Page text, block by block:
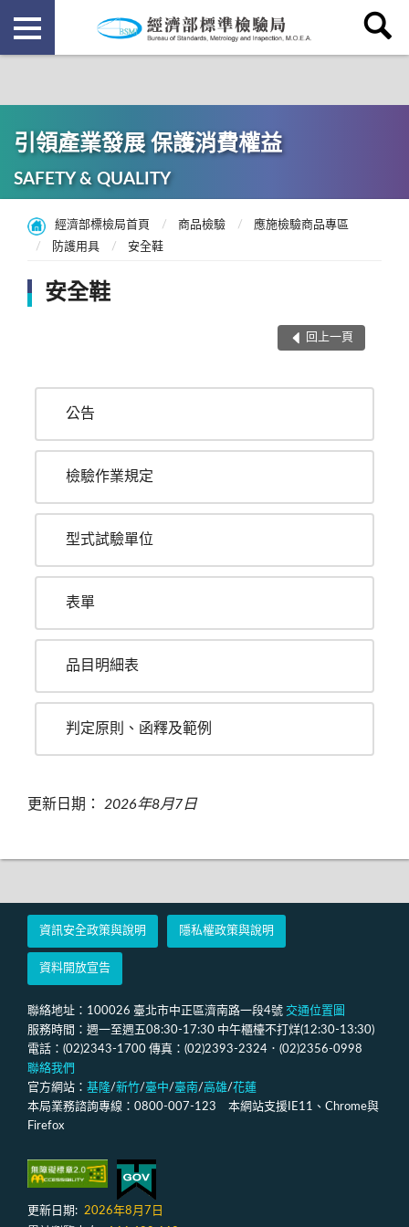
引領產業發展 保護消費權益
SAFETY & QUALITY
經濟部標檢局首頁 商品檢驗
應施檢驗商品專區
防護用具
安全鞋
安全鞋
回上一頁
公告
檢驗作業規定
型式試驗單位
表單
品目明細表
判定原則、函釋及範例
更新日期： 2026年8月7日
資訊安全政策與說明 隱私權政策與說明
資料開放宣告
聯絡地址：100026 臺北市中正區濟南路一段4號 交通位置圖
服務時間：週一至週五08:30-17:30 中午櫃檯不打烊(12:30-13:30)
電話：(02)2343-1700 傳真：(02)2393-2324．(02)2356-0998
聯絡我們
官方網站： 基隆/新竹/臺中/臺南/高雄/花蓮
本局業務諮詢專線：0800-007-123 本網站支援IE11、Chrome與
Firefox
更新日期: 2026年8月7日